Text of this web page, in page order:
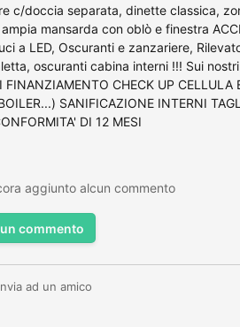
c/doccia separata, dinette classica,
mansarda con oblò e finestra
a LED, Oscuranti e zanzariere,
oscuranti cabina interni !!! Sui
FINANZIAMENTO CHECK UP CELLULA
SANIFICAZIONE INTERNI
DI 12 MESI
aggiunto alcun commento
commento
ad un amico